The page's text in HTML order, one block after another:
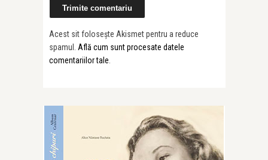
Acest sit folosește Akismet pentru a reduce
spamul. Află cum sunt procesate datele
comentariilor tale